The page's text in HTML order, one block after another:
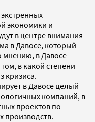
экономики и
в центре внимания
в Давосе, который
мнению, в Давосе
в какой степени
кризиса.
в Давосе целый
компаний, в
проектов по
производств.